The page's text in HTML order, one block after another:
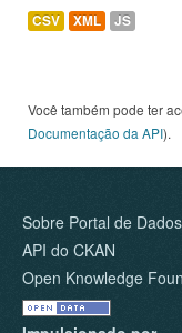
CSV XML JS
Você também pode ter
Documentação da API).
Sobre Portal de
API do CKAN
Open Knowledge